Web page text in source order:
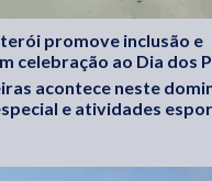
promove inclusão e
celebração ao Dia dos
acontece neste
e atividades